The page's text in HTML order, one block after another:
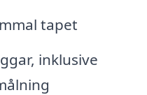
tapet
inklusive